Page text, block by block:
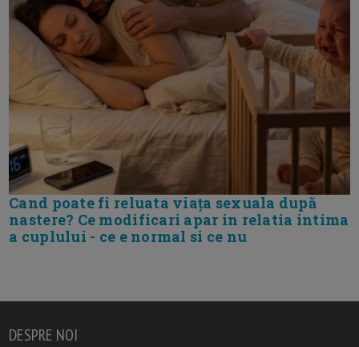
Cand poate fi reluata viața sexuala după
nastere? Ce modificari apar in relatia intima
a cuplului - ce e normal si ce nu
DESPRE NOI